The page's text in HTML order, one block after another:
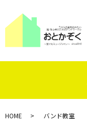
HOME バンド教室